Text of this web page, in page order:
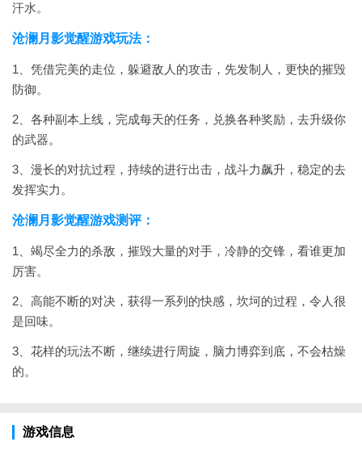
汗水。
沧澜月影觉醒游戏玩法：
1、凭借完美的走位，躲避敌人的攻击，先发制人，更快的摧毁
防御。
2、各种副本上线，完成每天的任务，兑换各种奖励，去升级你
的武器。
3、漫长的对抗过程，持续的进行出击，战斗力飙升，稳定的去
发挥实力。
沧澜月影觉醒游戏测评：
1、竭尽全力的杀敌，摧毁大量的对手，冷静的交锋，看谁更加
厉害。
2、高能不断的对决，获得一系列的快感，坎坷的过程，令人很
是回味。
3、花样的玩法不断，继续进行周旋，脑力博弈到底，不会枯燥
的。
游戏信息